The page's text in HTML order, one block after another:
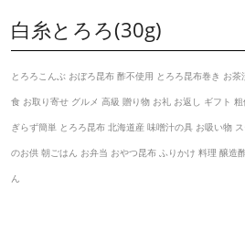
白糸とろろ(30g)
とろろこんぶ おぼろ昆布 酢不使用 とろろ昆布巻き お
食 お取り寄せ グルメ 高級 贈り物 お礼 お返し ギフト
ぎらず簡単 とろろ昆布 北海道産 味噌汁の具 お吸い物
のお供 朝ごはん お弁当 おやつ昆布 ふりかけ 料理 醸造
ん